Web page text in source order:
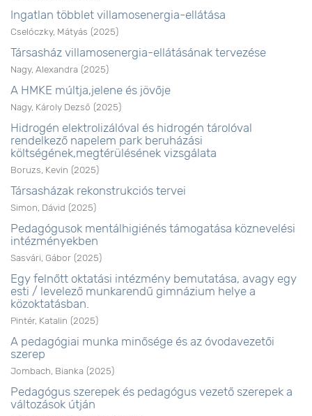
Ingatlan többlet villamosenergia-ellátása
Cselóczky, Mátyás (2025)
Társasház villamosenergia-ellátásának tervezése
Nagy, Alexandra (2025)
A HMKE múltja,jelene és jövője
Nagy, Károly Dezső (2025)
Hidrogén elektrolizálóval és hidrogén tárolóval
rendelkező napelem park beruházási
költségének,megtérülésének vizsgálata
Boruzs, Kevin (2025)
Társasházak rekonstrukciós tervei
Simon, Dávid (2025)
Pedagógusok mentálhigiénés támogatása köznevelési
intézményekben
Sasvári, Gábor (2025)
Egy felnőtt oktatási intézmény bemutatása, avagy egy
esti / levelező munkarendű gimnázium helye a
közoktatásban.
Pintér, Katalin (2025)
A pedagógiai munka minősége és az óvodavezetői
szerep
Jombach, Bianka (2025)
Pedagógus szerepek és pedagógus vezető szerepek a
változások útján